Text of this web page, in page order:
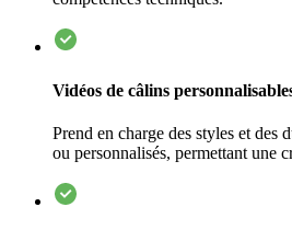
Vidéos de câlins
Prend en charge des styles et des
ou personnalisés, permettant une